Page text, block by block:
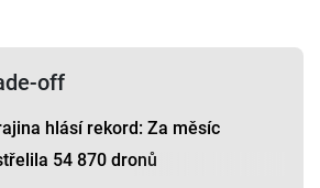
off
hlásí rekord: Za měsíc
54 870 dronů